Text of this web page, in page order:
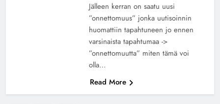
Jälleen kerran on saatu uusi
”onnettomuus” jonka uutisoinnin
huomattiin tapahtuneen jo ennen
varsinaista tapahtumaa ->
”onnettomuutta” miten tämä voi
olla…
Read More